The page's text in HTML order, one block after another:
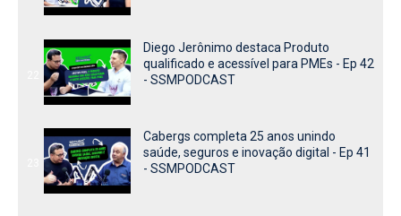
Diego Jerônimo destaca Produto
qualificado e acessível para PMEs - Ep 42
- SSMPODCAST
Cabergs completa 25 anos unindo
saúde, seguros e inovação digital - Ep 41
- SSMPODCAST